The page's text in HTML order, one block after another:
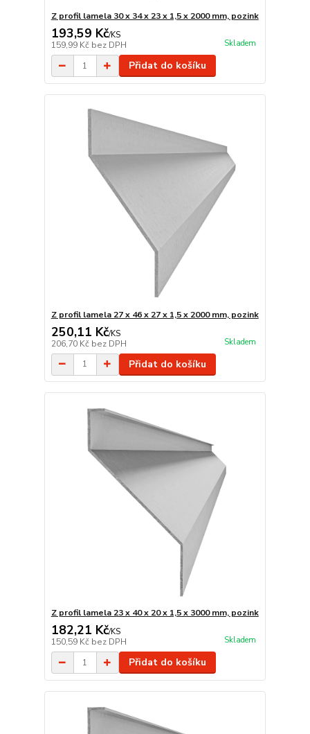
Z profil lamela 30 x 34 x 23 x 1,5 x 2000 mm, pozink
193,59 Kč/KS
159,99 Kč bez DPH Skladem
Přidat do košíku
Z profil lamela 27 x 46 x 27 x 1,5 x 2000 mm, pozink
250,11 Kč/KS
206,70 Kč bez DPH Skladem
Přidat do košíku
Z profil lamela 23 x 40 x 20 x 1,5 x 3000 mm, pozink
182,21 Kč/KS
150,59 Kč bez DPH Skladem
Přidat do košíku